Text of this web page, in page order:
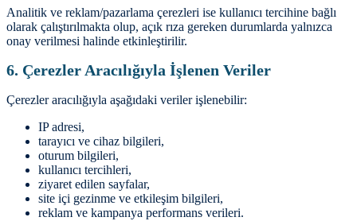
Analitik ve reklam/pazarlama çerezleri ise kullanıcı tercihine bağlı
olarak çalıştırılmakta olup, açık rıza gereken durumlarda yalnızca
onay verilmesi halinde etkinleştirilir.
6. Çerezler Aracılığıyla İşlenen Veriler
Çerezler aracılığıyla aşağıdaki veriler işlenebilir:
IP adresi,
tarayıcı ve cihaz bilgileri,
oturum bilgileri,
kullanıcı tercihleri,
ziyaret edilen sayfalar,
site içi gezinme ve etkileşim bilgileri,
reklam ve kampanya performans verileri.